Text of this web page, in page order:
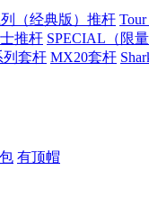
（经典版）推杆
推杆 SPECIAL（限
列套杆 MX20套杆
有顶帽